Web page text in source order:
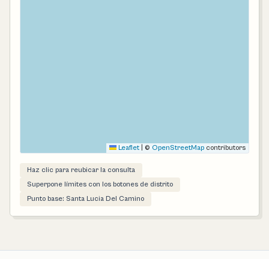
Leaflet © OpenStreetMap contributors
Haz clic para reubicar la consulta
Superpone límites con los botones de distrito
Punto base: Santa Lucia Del Camino